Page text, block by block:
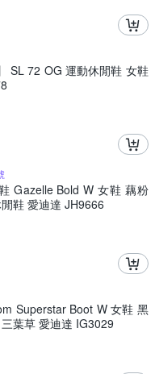
SL 72 OG 運動休閒鞋 女鞋
Gazelle Bold W 女鞋 藕粉
鞋 愛迪達 JH9666
Superstar Boot W 女鞋 黑
葉草 愛迪達 IG3029